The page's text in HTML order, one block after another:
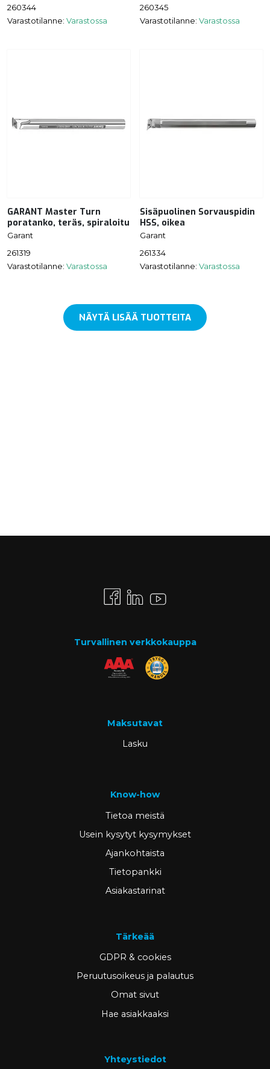
260344
Varastotilanne: Varastossa
260345
Varastotilanne: Varastossa
GARANT Master Turn
poratanko, teräs, spiraloitu
Garant
261319
Varastotilanne: Varastossa
Sisäpuolinen Sorvauspidin
HSS, oikea
Garant
261334
Varastotilanne: Varastossa
NÄYTÄ LISÄÄ TUOTTEITA
Turvallinen verkkokauppa
Maksutavat
Lasku
Know-how
Tietoa meistä
Usein kysytyt kysymykset
Ajankohtaista
Tietopankki
Asiakastarinat
Tärkeää
GDPR & cookies
Peruutusoikeus ja palautus
Omat sivut
Hae asiakkaaksi
Yhteystiedot